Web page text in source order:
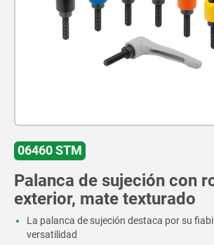
06460 STM
Palanca de sujeción con
exterior, mate texturado
La palanca de sujeción destaca por su
versatilidad